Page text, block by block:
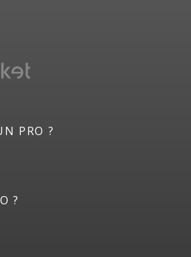
PRO ?
?